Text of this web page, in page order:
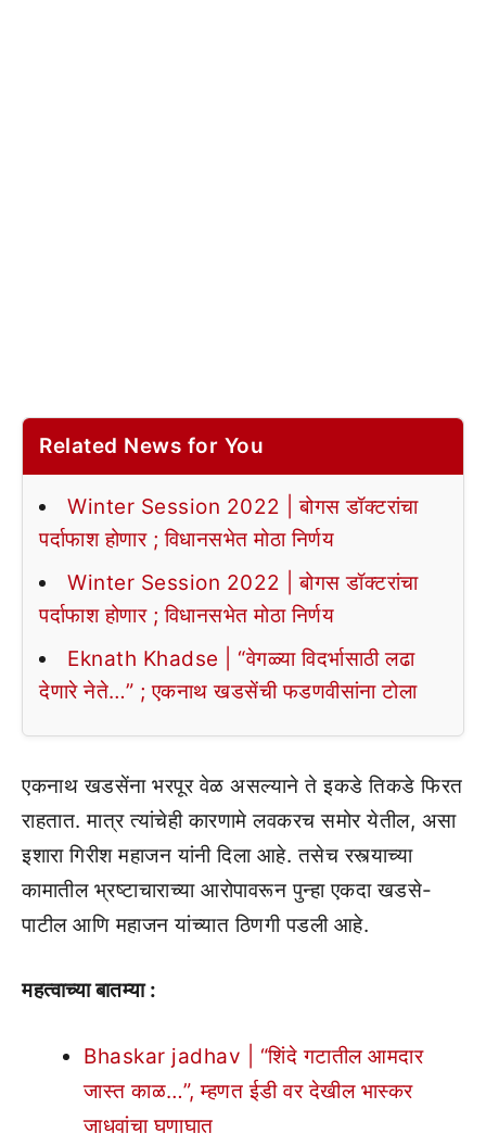
Related News for You
Winter Session 2022 | बोगस डॉक्टरांचा
पर्दाफाश होणार ; विधानसभेत मोठा निर्णय
Winter Session 2022 | बोगस डॉक्टरांचा
पर्दाफाश होणार ; विधानसभेत मोठा निर्णय
Eknath Khadse | “वेगळ्या विदर्भासाठी लढा
देणारे नेते…” ; एकनाथ खडसेंची फडणवीसांना टोला
एकनाथ खडसेंना भरपूर वेळ असल्याने ते इकडे तिकडे फिरत
राहतात. मात्र त्यांचेही कारणामे लवकरच समोर येतील, असा
इशारा गिरीश महाजन यांनी दिला आहे. तसेच रस्त्याच्या
कामातील भ्रष्टाचाराच्या आरोपावरून पुन्हा एकदा खडसे-
पाटील आणि महाजन यांच्यात ठिणगी पडली आहे.
महत्वाच्या बातम्या :
Bhaskar jadhav | “शिंदे गटातील आमदार
जास्त काळ…”, म्हणत ईडी वर देखील भास्कर
जाधवांचा घणाघात